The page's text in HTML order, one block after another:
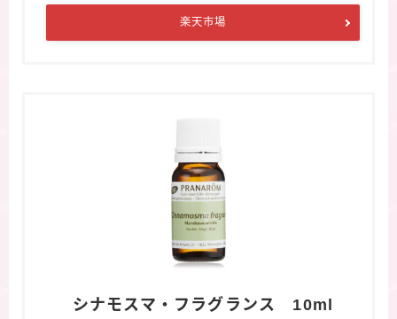
楽天市場
シナモスマ・フラグランス 10ml